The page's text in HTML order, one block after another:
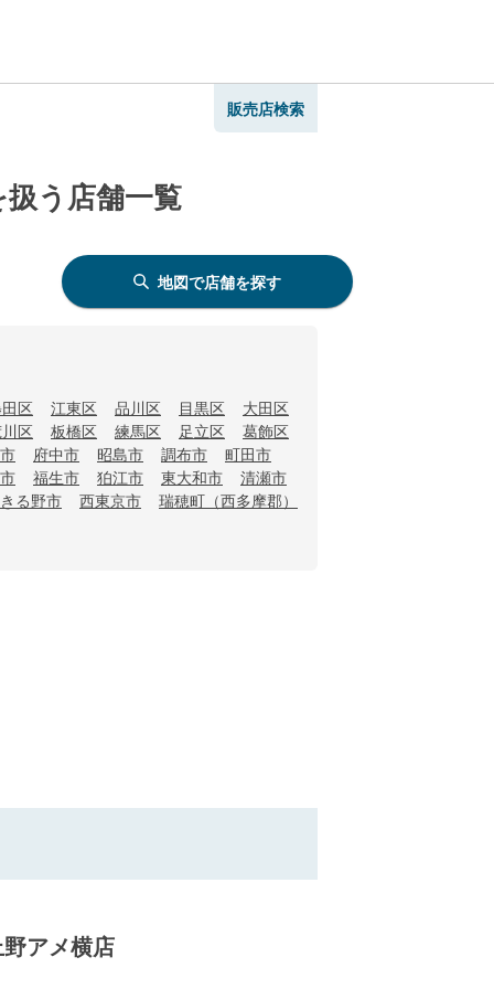
販売店検索
う店舗一覧
地図で店舗を探す
区 江東区 品川区 目黒区
大田区
区
板橋区 練馬区 足立区
葛飾区
府中市 昭島市 調布市
町田市
福生市 狛江市 東大和市
清瀬市
る野市
西東京市 瑞穂町（西多摩郡）
アメ横店